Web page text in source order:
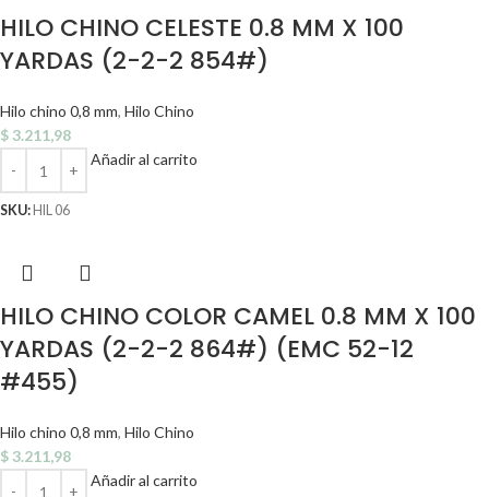
HILO CHINO CELESTE 0.8 MM X 100
YARDAS (2-2-2 854#)
Hilo chino 0,8 mm, Hilo Chino
$ 3.211,98
Añadir al carrito
SKU: HIL 06
HILO CHINO COLOR CAMEL 0.8 MM X 100
YARDAS (2-2-2 864#) (EMC 52-12
#455)
Hilo chino 0,8 mm, Hilo Chino
$ 3.211,98
Añadir al carrito